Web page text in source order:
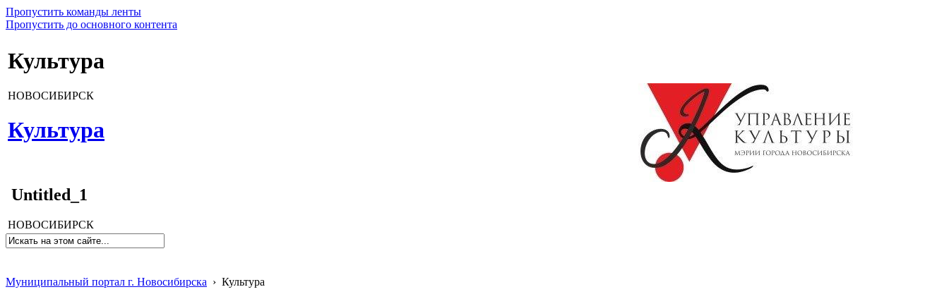
Пропустить команды ленты
Пропустить до основного контента
Культура
НОВОСИБИРСК
Культура
Untitled_1
НОВОСИБИРСК
Муниципальный портал г. Новосибирска › Культура